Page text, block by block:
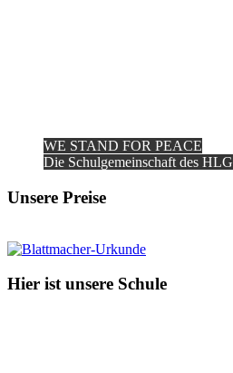
WE STAND FOR PEACE
Die Schulgemeinschaft des HLG
Unsere Preise
Hier ist unsere Schule